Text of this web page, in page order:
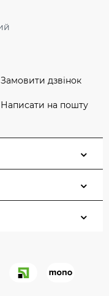
Замовити дзвінок
Написати на пошту